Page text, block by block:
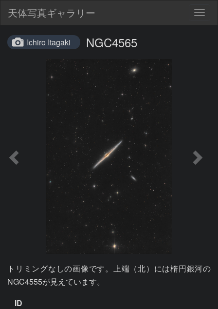
天体写真ギャラリー
Ichiro Itagaki NGC4565
トリミングなしの画像です。上端（北）には楕円銀河の
NGC4555が見えています。
ID